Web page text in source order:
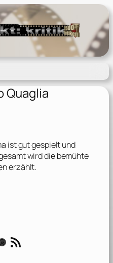
Quaglia
ist gut gespielt und
wird die bemühte
erzählt.
RSS-Feed